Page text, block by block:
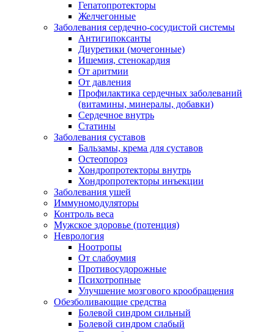
Гепатопротекторы
Желчегонные
Заболевания сердечно-сосудистой системы
Антигипоксанты
Диуретики (мочегонные)
Ишемия, стенокардия
От аритмии
От давления
Профилактика сердечных заболеваний
(витамины, минералы, добавки)
Сердечное внутрь
Статины
Заболевания суставов
Бальзамы, крема для суставов
Остеопороз
Хондропротекторы внутрь
Хондропротекторы инъекции
Заболевания ушей
Иммуномодуляторы
Контроль веса
Мужское здоровье (потенция)
Неврология
Ноотропы
От слабоумия
Противосудорожные
Психотропные
Улучшение мозгового крообращения
Обезболивающие средства
Болевой синдром сильный
Болевой синдром слабый